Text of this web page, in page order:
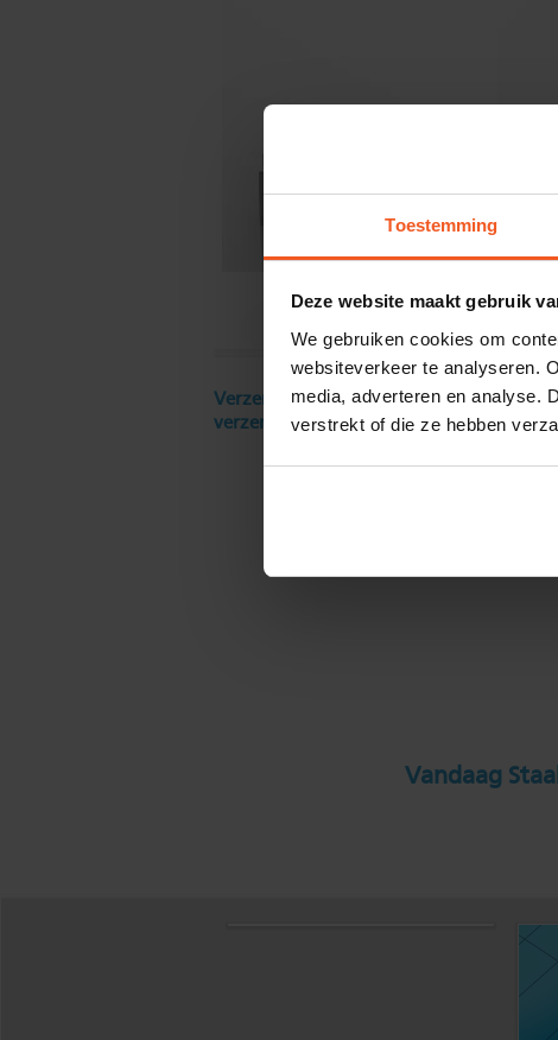
Toestemming
Deze website maakt gebruik
We gebruiken cookies om
websiteverkeer te analyseren.
media, adverteren en analyse.
verstrekt of die ze hebben
Verzendkosten € 18 excl. BTW, gratis
verzending vanaf € 250 excl. BTW
Vandaag